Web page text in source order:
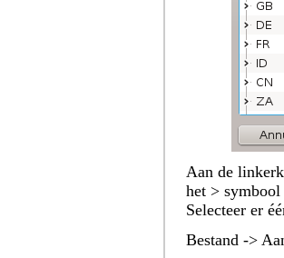
Aan de
het >
Selecteer er
Bestand ->